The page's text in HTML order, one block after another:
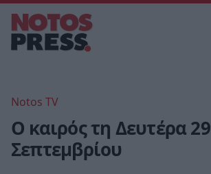
Notos TV
Ο καιρός τη Δευτέρα 29
Σεπτεμβρίου